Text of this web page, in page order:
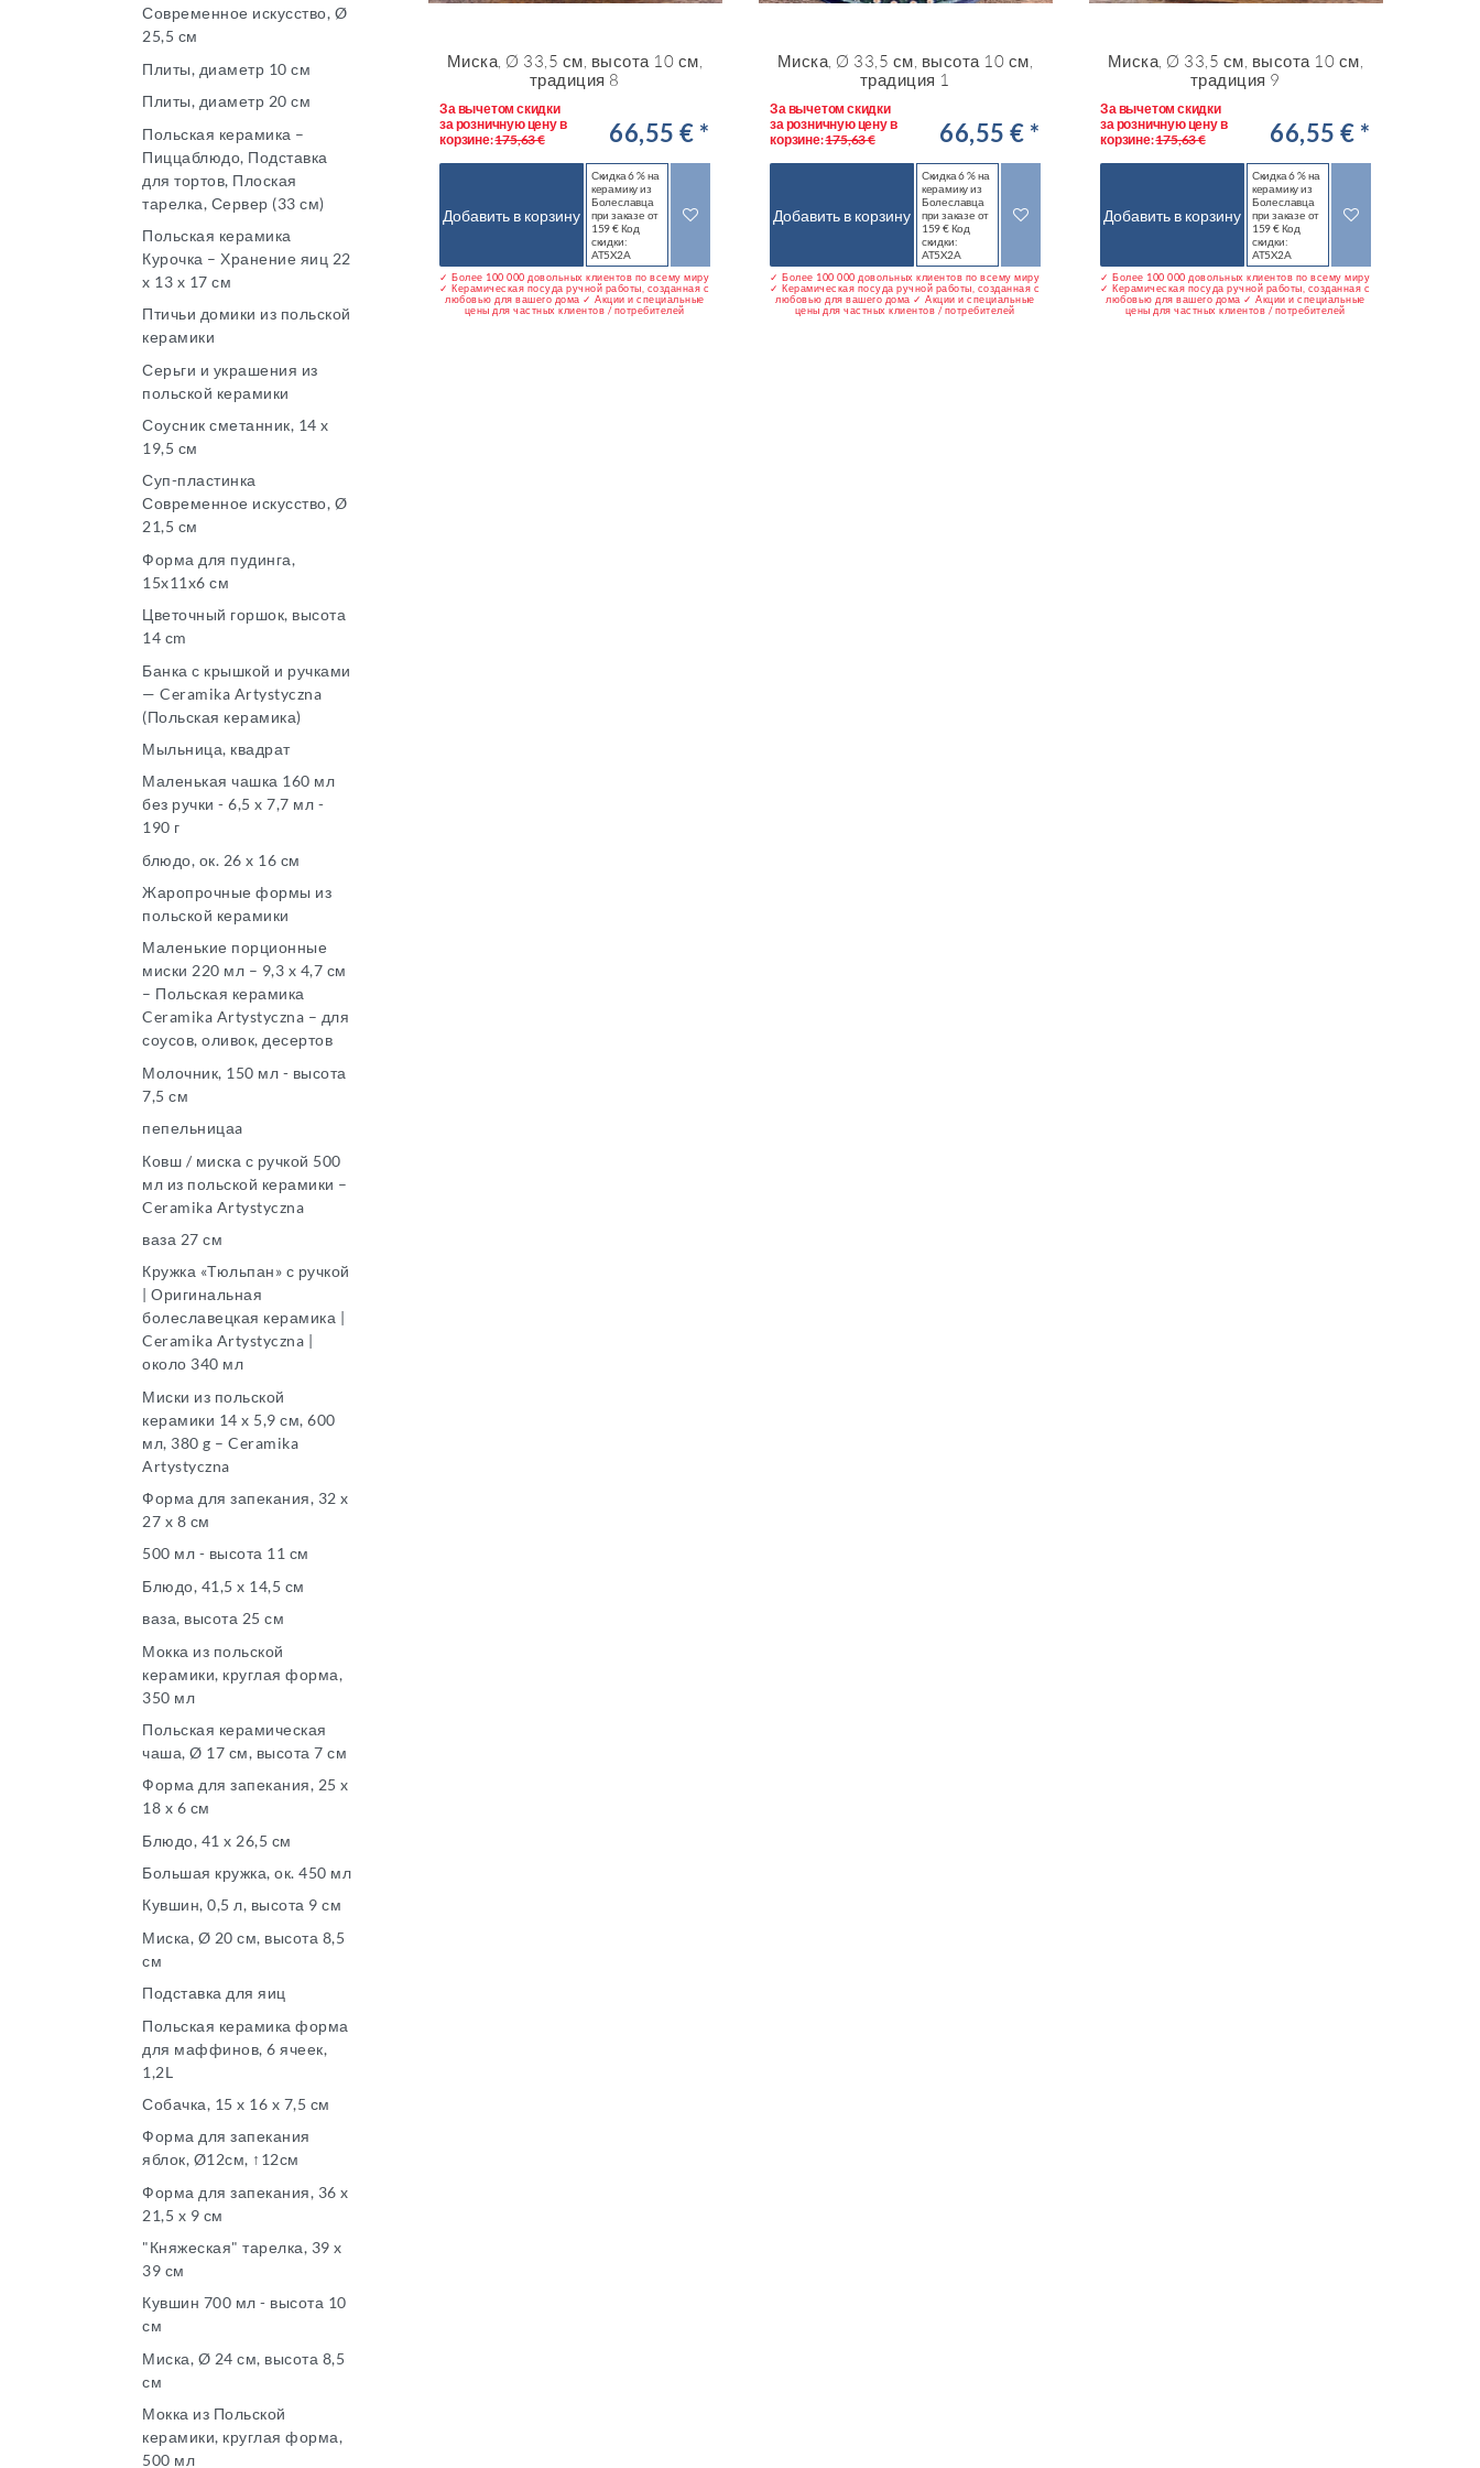
Современное искусство, Ø
25,5 см
Плиты, диаметр 10 см
Плиты, диаметр 20 см
Польская керамика –
Пиццаблюдо, Подставка
для тортов, Плоская
тарелка, Сервер (33 см)
Польская керамика
Курочка – Хранение яиц 22
x 13 x 17 см
Птичьи домики из польской
керамики
Серьги и украшения из
польской керамики
Соусник сметанник, 14 x
19,5 см
Суп-пластинка
Современное искусство, Ø
21,5 см
Форма для пудинга,
15x11x6 см
Цветочный горшок, высота
14 сm
Банка с крышкой и ручками
— Ceramika Artystyczna
(Польская керамика)
Мыльница, квадрат
Маленькая чашка 160 мл
без ручки - 6,5 x 7,7 мл -
190 г
блюдо, ок. 26 x 16 см
Жаропрочные формы из
польской керамики
Маленькие порционные
миски 220 мл – 9,3 x 4,7 см
– Польская керамика
Ceramika Artystyczna – для
соусов, оливок, десертов
Молочник, 150 мл - высота
7,5 см
пепельницаa
Ковш / миска с ручкой 500
мл из польской керамики –
Ceramika Artystyczna
ваза 27 см
Кружка «Тюльпан» с ручкой
| Оригинальная
болеславецкая керамика |
Ceramika Artystyczna |
около 340 мл
Миски из польской
керамики 14 x 5,9 см, 600
мл, 380 g – Ceramika
Artystyczna
Форма для запекания, 32 x
27 x 8 см
500 мл - высота 11 см
Блюдо, 41,5 x 14,5 см
ваза, высота 25 см
Мокка из польской
керамики, круглая форма,
350 мл
Польская керамическая
чаша, Ø 17 см, высота 7 см
Форма для запекания, 25 x
18 x 6 см
Блюдо, 41 x 26,5 см
Большая кружка, ок. 450 мл
Кувшин, 0,5 л, высота 9 см
Миска, Ø 20 см, высота 8,5
см
Подставка для яиц
Польская керамика форма
для маффинов, 6 ячеек,
1,2L
Собачка, 15 x 16 x 7,5 см
Форма для запекания
яблок, Ø12см, ↑12см
Форма для запекания, 36 x
21,5 x 9 см
"Княжеская" тарелка, 39 x
39 см
Кувшин 700 мл - высота 10
см
Миска, Ø 24 см, высота 8,5
см
Мокка из Польской
керамики, круглая форма,
500 мл
Миска, Ø 33,5 см, высота 10 см,
традиция 8
За вычетом скидки
за розничную цену в
корзине:175,63 € 66,55 € *
Добавить в корзину
Скидка 6 % на
керамику из
Болеславца
при заказе от
159 € Код
скидки:
AT5X2A
✓ Более 100 000 довольных клиентов по всему миру
✓ Керамическая посуда ручной работы, созданная с
любовью для вашего дома ✓ Акции и специальные
цены для частных клиентов / потребителей
Миска, Ø 33,5 см, высота 10 см,
традиция 1
За вычетом скидки
за розничную цену в
корзине:175,63 € 66,55 € *
Добавить в корзину
Скидка 6 % на
керамику из
Болеславца
при заказе от
159 € Код
скидки:
AT5X2A
✓ Более 100 000 довольных клиентов по всему миру
✓ Керамическая посуда ручной работы, созданная с
любовью для вашего дома ✓ Акции и специальные
цены для частных клиентов / потребителей
Миска, Ø 33,5 см, высота 10 см,
традиция 9
За вычетом скидки
за розничную цену в
корзине:175,63 € 66,55 € *
Добавить в корзину
Скидка 6 % на
керамику из
Болеславца
при заказе от
159 € Код
скидки:
AT5X2A
✓ Более 100 000 довольных клиентов по всему миру
✓ Керамическая посуда ручной работы, созданная с
любовью для вашего дома ✓ Акции и специальные
цены для частных клиентов / потребителей